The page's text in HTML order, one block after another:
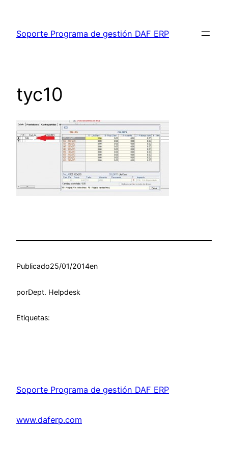
contenido
Soporte Programa de gestión DAF ERP
tyc10
Publicado25/01/2014en
porDept. Helpdesk
Etiquetas:
Soporte Programa de gestión DAF ERP
www.daferp.com